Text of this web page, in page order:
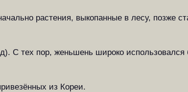
растения, выкопанные в лесу, позже
С тех пор, женьшень широко
из Кореи.